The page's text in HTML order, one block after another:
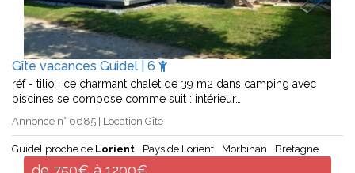
Gîte vacances Guidel | 6
réf - tilio : ce charmant chalet de 39 m2 dans camping avec
piscines se compose comme suit : intérieur…
Annonce n° 6685 | Location Gîte
Guidel proche de Lorient Pays de Lorient Morbihan Bretagne